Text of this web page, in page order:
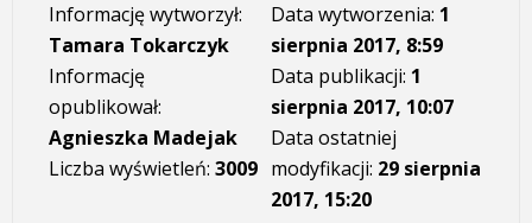
Informację wytworzył:
Tamara Tokarczyk
Informację
opublikował:
Agnieszka Madejak
Liczba wyświetleń: 3009
Data wytworzenia: 1
sierpnia 2017, 8:59
Data publikacji: 1
sierpnia 2017, 10:07
Data ostatniej
modyfikacji: 29 sierpnia
2017, 15:20